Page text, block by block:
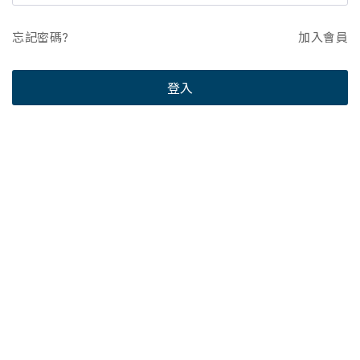
忘記密碼? 加入會員